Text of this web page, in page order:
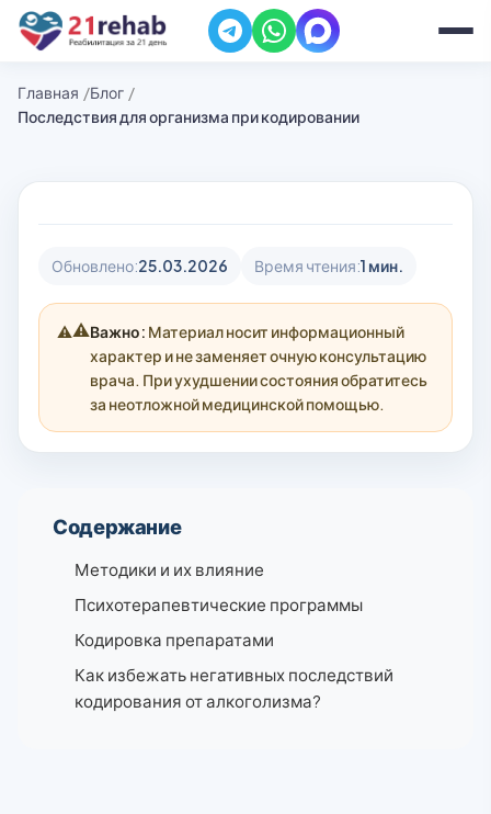
Главная
Блог
Последствия для организма при кодировании
Обновлено:25.03.2026 Время чтения:1 мин.
⚠️Важно: Материал носит информационный
характер и не заменяет очную консультацию
врача. При ухудшении состояния обратитесь
за неотложной медицинской помощью.
Содержание
Методики и их влияние
Психотерапевтические программы
Кодировка препаратами
Как избежать негативных последствий
кодирования от алкоголизма?